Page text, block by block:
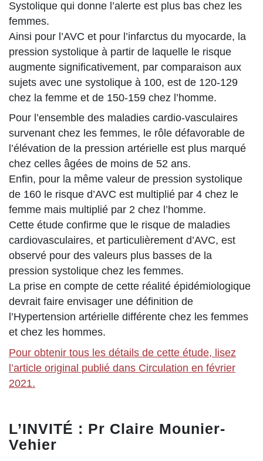
Systolique qui donne l’alerte est plus bas chez les
femmes.
Ainsi pour l’AVC et pour l’infarctus du myocarde, la
pression systolique à partir de laquelle le risque
augmente significativement, par comparaison aux
sujets avec une systolique à 100, est de 120-129
chez la femme et de 150-159 chez l’homme.
Pour l’ensemble des maladies cardio-vasculaires
survenant chez les femmes, le rôle défavorable de
l’élévation de la pression artérielle est plus marqué
chez celles âgées de moins de 52 ans.
Enfin, pour la même valeur de pression systolique
de 160 le risque d’AVC est multiplié par 4 chez le
femme mais multiplié par 2 chez l’homme.
Cette étude confirme que le risque de maladies
cardiovasculaires, et particulièrement d’AVC, est
observé pour des valeurs plus basses de la
pression systolique chez les femmes.
La prise en compte de cette réalité épidémiologique
devrait faire envisager une définition de
l’Hypertension artérielle différente chez les femmes
et chez les hommes.
Pour obtenir tous les détails de cette étude, lisez
l’article original publié dans Circulation en février
2021.
L’INVITÉ : Pr Claire Mounier-
Vehier